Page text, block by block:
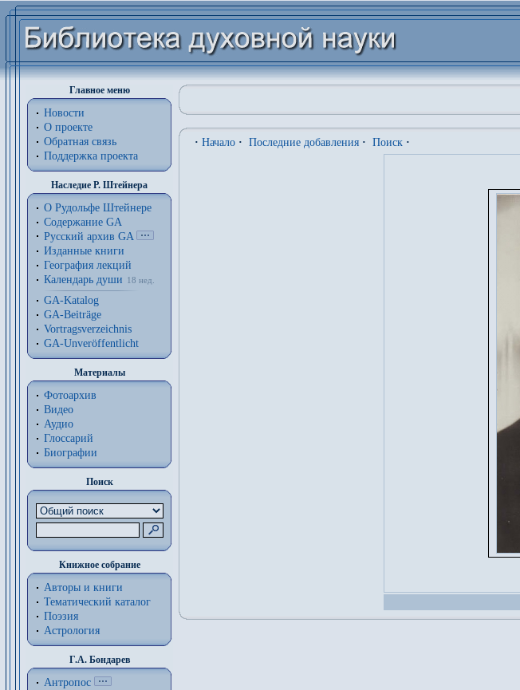
Главное меню
Новости
О проекте
Обратная связь
Поддержка проекта
Наследие Р. Штейнера
О Рудольфе Штейнере
Содержание GA
Русский архив GA
Изданные книги
География лекций
Календарь души
18 нед.
GA-Katalog
GA-Beiträge
Vortragsverzeichnis
GA-Unveröffentlicht
Материалы
Фотоархив
Видео
Аудио
Глоссарий
Биографии
Поиск
Книжное собрание
Авторы и книги
Тематический каталог
Поэзия
Астрология
Г.А. Бондарев
Антропос
· Начало · Последние добавления · Поиск ·